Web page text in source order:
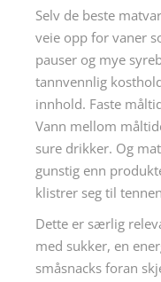
Selv de beste
veie opp for vaner
pauser og mye
tannvennlig
innhold. Faste
Vann mellom
sure drikker. Og
gunstig enn
klistrer seg til
Dette er særlig
med sukker, en
småsnacks foran